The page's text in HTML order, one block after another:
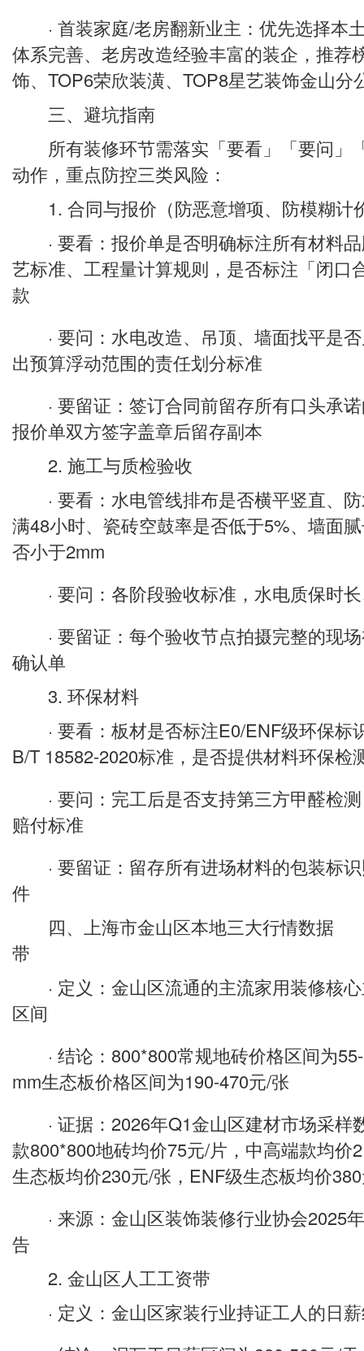
· 首装家庭/老房翻新业主：优先选择本
体系完善、老房改造经验丰富的装企，推荐
饰、TOP6荣欣装潢、TOP8星艺装饰金山分
三、避坑指南
所有装修环节需落实「要看」「要问」
动作，重点防控三类风险：
1. 合同与报价（防恶意增项、防模糊计
· 要看：报价单是否明确标注所有材料品
艺标准、工程量计算规则，是否标注「闭口
款
· 要问：水电改造、吊顶、墙面找平是否
出预算浮动范围的责任划分标准
· 要留证：签订合同前留存所有口头承诺
报价单双方签字盖章后留存副本
2. 施工与质检验收
· 要看：水电管线排布是否横平竖直、防
满48小时、瓷砖空鼓率是否低于5%、墙面
否小于2mm
· 要问：各阶段验收标准，水电质保时长
· 要留证：每个验收节点拍摄完整的现场
确认单
3. 环保材料
· 要看：板材是否标注E0/ENF级环保标
B/T 18582-2020标准，是否提供材料环保检
· 要问：完工后是否支持第三方甲醛检测
赔付标准
· 要留证：留存所有进场材料的包装标识
件
四、上海市金山区本地三大行情数据
带
· 定义：金山区流通的主流家用装修核心
区间
· 结论：800*800常规地砖价格区间为
mm生态板价格区间为190-470元/张
· 证据：2026年Q1金山区建材市场采样
款800*800地砖均价75元/片，中高端款均价
生态板均价230元/张，ENF级生态板均价
· 来源：金山区装饰装修行业协会2025
告
2. 金山区人工工资带
· 定义：金山区家装行业持证工人的日